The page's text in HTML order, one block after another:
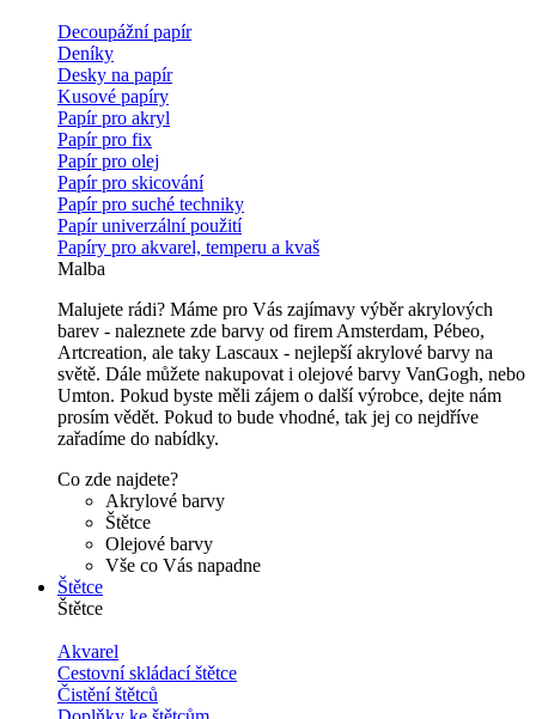
Decoupážní papír
Deníky
Desky na papír
Kusové papíry
Papír pro akryl
Papír pro fix
Papír pro olej
Papír pro skicování
Papír pro suché techniky
Papír univerzální použití
Papíry pro akvarel, temperu a kvaš
Malba
Malujete rádi? Máme pro Vás zajímavy výběr akrylových
barev - naleznete zde barvy od firem Amsterdam, Pébeo,
Artcreation, ale taky Lascaux - nejlepší akrylové barvy na
světě. Dále můžete nakupovat i olejové barvy VanGogh, nebo
Umton. Pokud byste měli zájem o další výrobce, dejte nám
prosím vědět. Pokud to bude vhodné, tak jej co nejdříve
zařadíme do nabídky.
Co zde najdete?
Akrylové barvy
Štětce
Olejové barvy
Vše co Vás napadne
Štětce
Štětce
Akvarel
Cestovní skládací štětce
Čistění štětců